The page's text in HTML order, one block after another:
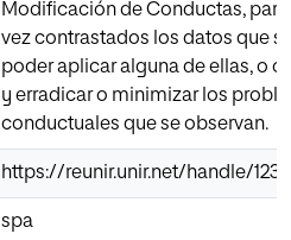
Modificación de Conductas, para
vez contrastados los datos que
poder aplicar alguna de ellas, o
y erradicar o minimizar los
conductuales que se observan.
https://reunir.unir.net/handle/
spa